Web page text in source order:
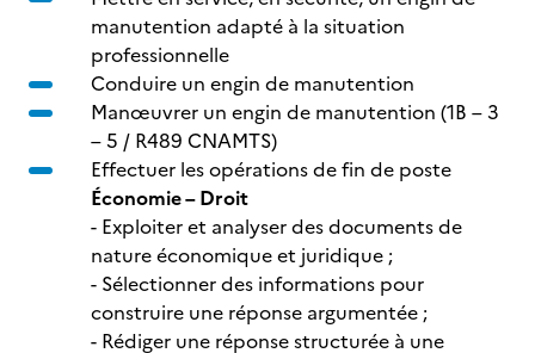
manutention adapté à la situation
professionnelle
Conduire un engin de manutention
Manœuvrer un engin de manutention (1B – 3
– 5 / R489 CNAMTS)
Effectuer les opérations de fin de poste
Économie – Droit
- Exploiter et analyser des documents de
nature économique et juridique ;
- Sélectionner des informations pour
construire une réponse argumentée ;
- Rédiger une réponse structurée à une